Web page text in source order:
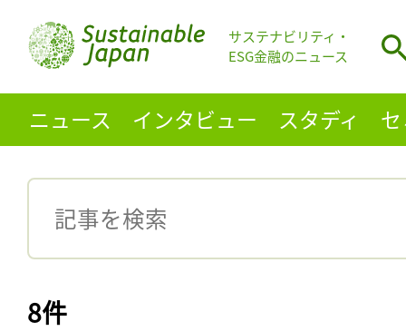
サステナビリティ・
ESG金融のニュース
ニュース インタビュー スタディ
8件